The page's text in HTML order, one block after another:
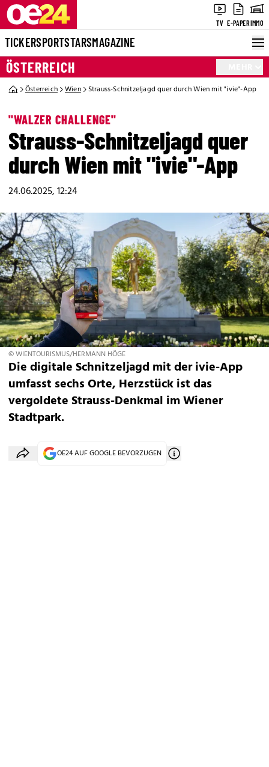
TV E-PAPERIMMO
TICKERSPORTSTARSMAGAZINE
ÖSTERREICH
Österreich Wien Strauss-Schnitzeljagd quer durch Wien mit "ivie"-App
"WALZER CHALLENGE"
Strauss-Schnitzeljagd quer
durch Wien mit "ivie"-App
24.06.2025, 12:24
© WIENTOURISMUS/HERMANN HÖGE
Die digitale Schnitzeljagd mit der ivie-App
umfasst sechs Orte, Herzstück ist das
vergoldete Strauss-Denkmal im Wiener
Stadtpark.
OE24 AUF GOOGLE BEVORZUGEN